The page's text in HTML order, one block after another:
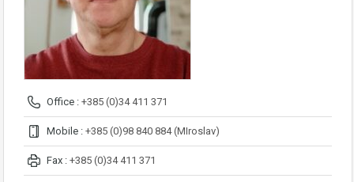
Office : +385 (0)34 411 371
Mobile : +385 (0)98 840 884 (MIroslav)
Fax : +385 (0)34 411 371